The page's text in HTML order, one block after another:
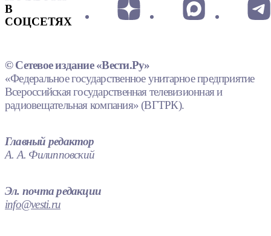
В
СОЦСЕТЯХ
© Сетевое издание «Вести.Ру»
«Федеральное государственное унитарное предприятие
Всероссийская государственная телевизионная и
радиовещательная компания» (ВГТРК).
Главный редактор
А. А. Филипповский
Эл. почта редакции
info@vesti.ru